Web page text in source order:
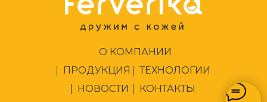
О КОМПАНИИ
ПРОДУКЦИЯ
ТЕХНОЛОГИИ
НОВОСТИ
КОНТАКТЫ